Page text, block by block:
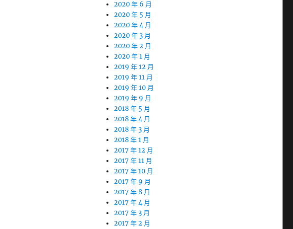
2020 年 6 月
2020 年 5 月
2020 年 4 月
2020 年 3 月
2020 年 2 月
2020 年 1 月
2019 年 12 月
2019 年 11 月
2019 年 10 月
2019 年 9 月
2018 年 5 月
2018 年 4 月
2018 年 3 月
2018 年 1 月
2017 年 12 月
2017 年 11 月
2017 年 10 月
2017 年 9 月
2017 年 8 月
2017 年 4 月
2017 年 3 月
2017 年 2 月